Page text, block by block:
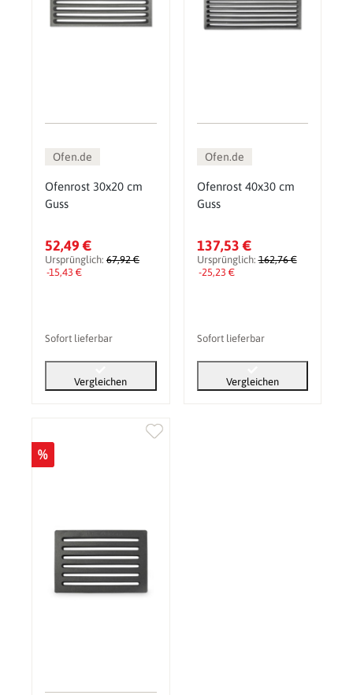
Ofen.de
Ofenrost 30x20 cm
Guss
52,49 €
Ursprünglich: 67,92 €
-15,43 €
Sofort lieferbar
Vergleichen
Ofen.de
Ofenrost 40x30 cm
Guss
137,53 €
Ursprünglich:162,76 €
-25,23 €
Sofort lieferbar
Vergleichen
%